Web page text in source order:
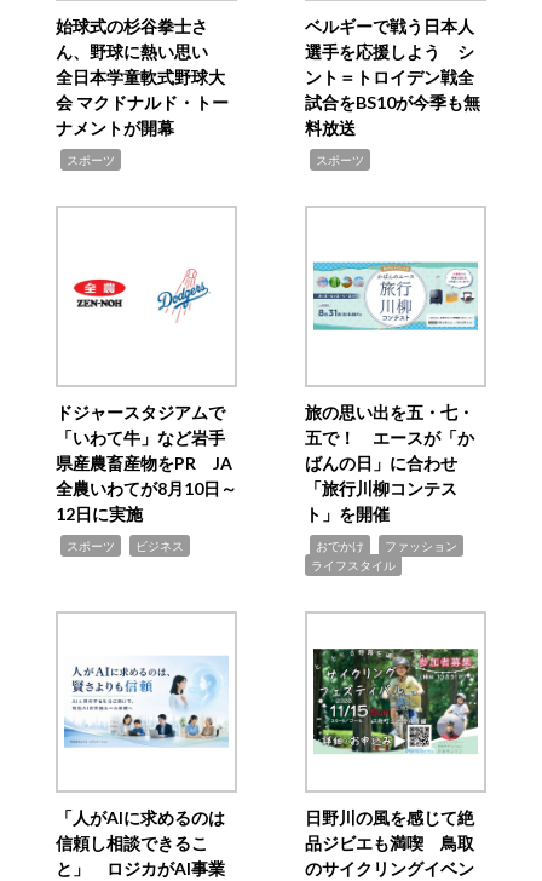
始球式の杉谷拳士さ
ん、野球に熱い思い
全日本学童軟式野球大
会 マクドナルド・トー
ナメントが開幕
スポーツ
ベルギーで戦う日本人
選手を応援しよう シ
ント＝トロイデン戦全
試合をBS10が今季も無
料放送
スポーツ
ドジャースタジアムで
「いわて牛」など岩手
県産農畜産物をPR JA
全農いわてが8月10日～
12日に実施
スポーツ ビジネス
旅の思い出を五・七・
五で！ エースが「か
ばんの日」に合わせ
「旅行川柳コンテス
ト」を開催
おでかけ ファッション
ライフスタイル
「人がAIに求めるのは
信頼し相談できるこ
と」 ロジカがAI事業
日野川の風を感じて絶
品ジビエも満喫 鳥取
のサイクリングイベン